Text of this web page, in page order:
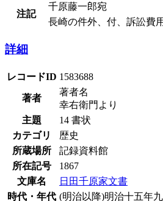
注記
千原藤一郎宛
長崎の件外、付、訴訟費
詳細
レコードID 1583688
著者
著者名
幸右衛門より
主題
14 書状
カテゴリ
歴史
所蔵場所
記録資料館
所在記号
1867
文庫名
日田千原家文書
時代・年代 (明治以降)明治十五年